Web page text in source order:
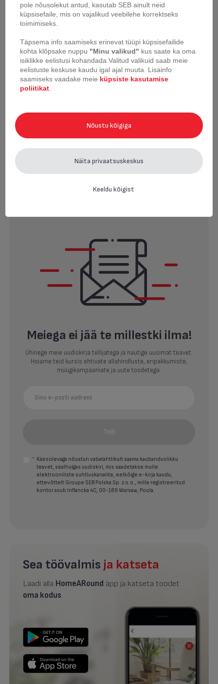
Delibake 22 cm
Meiega ei jää te millestki ilma!
Ühinege meie uudiskirja tellijatega ja nautige uusimat teavet.
Hoiame teid kursis ehtivate allahindluste, eripakkumiste,
müügikampaaniate ja uute toodetega.
Telli
* Käesolevaga nõustun vabatahtlikult saama kaubanduslikku
teavet, sealhulgas uudiskiri, mis saadetakse mulle
elektrooniliste suhtluskanalite, eelkõige e-kirja kaudu,
ettevõttelt Groupe SEB Polska Sp. z o.o., mille registreeritud
kontor asub Inflancka 4C, 00-189 Warsaw, Poola.
Sea töövalmis ja katseta
Laadi alla HomeARound äpp ja katseta toodet
oma kodus.
pole nõusolekut antud, kasutab SEB ainult neid
küpsisefaile, mis on vajalikud veebilehe korrektseks
toimimiseks.
Täpsema info saamiseks erinevat tüüpi küpsisefailide
kohta klõpsake nuppu "Minu valikud" kus saate ka oma
isiklikke eelistusi kohandada. Valitud valikuid saab meie
eelistuste keskuse kaudu igal ajal muuta. Lisainfo
saamiseks vaadake meie küpsiste kasutamise
poliitikat
Nõustu kõigiga
Näita privaatsuskeskus
Keeldu kõigist